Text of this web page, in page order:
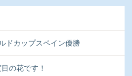
ドカップスペイン優勝
の花です！